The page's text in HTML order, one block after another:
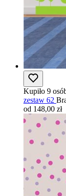
Kupiło 9
zestaw 62
od 148,00 zł